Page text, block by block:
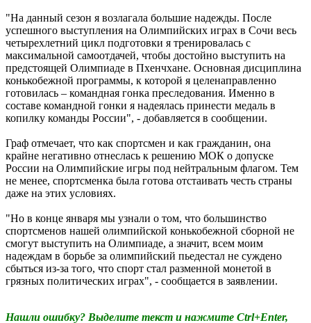
"На данный сезон я возлагала большие надежды. После
успешного выступления на Олимпийских играх в Сочи весь
четырехлетний цикл подготовки я тренировалась с
максимальной самоотдачей, чтобы достойно выступить на
предстоящей Олимпиаде в Пхенчхане. Основная дисциплина
конькобежной программы, к которой я целенаправленно
готовилась – командная гонка преследования. Именно в
составе командной гонки я надеялась принести медаль в
копилку команды России", - добавляется в сообщении.
Граф отмечает, что как спортсмен и как гражданин, она
крайне негативно отнеслась к решению МОК о допуске
России на Олимпийские игры под нейтральным флагом. Тем
не менее, спортсменка была готова отстаивать честь страны
даже на этих условиях.
"Но в конце января мы узнали о том, что большинство
спортсменов нашей олимпийской конькобежной сборной не
смогут выступить на Олимпиаде, а значит, всем моим
надеждам в борьбе за олимпийский пьедестал не суждено
сбыться из-за того, что спорт стал разменной монетой в
грязных политических играх", - сообщается в заявлении.
Нашли ошибку? Выделите текст и нажмите Ctrl+Enter,